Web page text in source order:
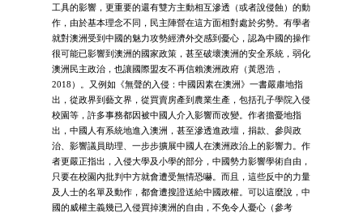
工具的影響，更重要的還有雙方主動相互滲透（或者說侵蝕）的動
作，由於基本理念不同，民主陣營在這方面相對處於劣勢。有學者
就對澳洲受到中國的魅力攻勢經濟外交感到憂心，認為中國的操作
很可能已影響到澳洲的國家政策，甚至破壞澳洲的安全系統，弱化
澳洲民主政治，也讓國際盟友不再信賴澳洲政府（黃恩浩，
2018）。又例如《無聲的入侵：中國因素在澳洲》一書嚴肅地指
出，從政界到藝文界，從買賣房產到農業生產，包括孔子學院入侵
校園等，許多事務都因被中國人介入影響而改變。作者擔憂地指
出，中國人有系統地進入澳洲，甚至滲透進政壇，捐款、參與政
治、影響議員助理、一步步擴展中國人在澳洲政治上的影響力。作
者更嚴正指出，入侵大學及小學的部分，中國勢力影響學術自由，
只要在校園內批判中方就會遭受無情恐嚇。而且，這些反中的力量
及人士的名單及動作，都會遭搜證送給中國政權。可以這麼說，中
國的威權主義幾已入侵買掉澳洲的自由，不免令人憂心（參考